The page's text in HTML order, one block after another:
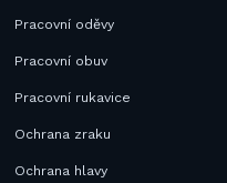
Pracovní oděvy
Pracovní obuv
Pracovní rukavice
Ochrana zraku
Ochrana hlavy